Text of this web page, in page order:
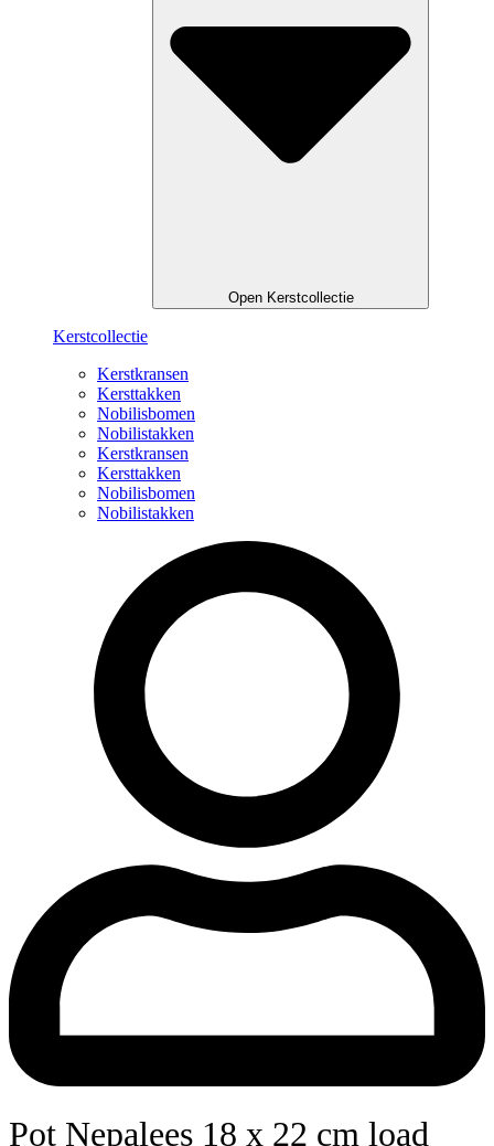
Open Kerstcollectie
Kerstcollectie
Kerstkransen
Kersttakken
Nobilisbomen
Nobilistakken
Kerstkransen
Kersttakken
Nobilisbomen
Nobilistakken
Pot Nepalees 18 x 22 cm load